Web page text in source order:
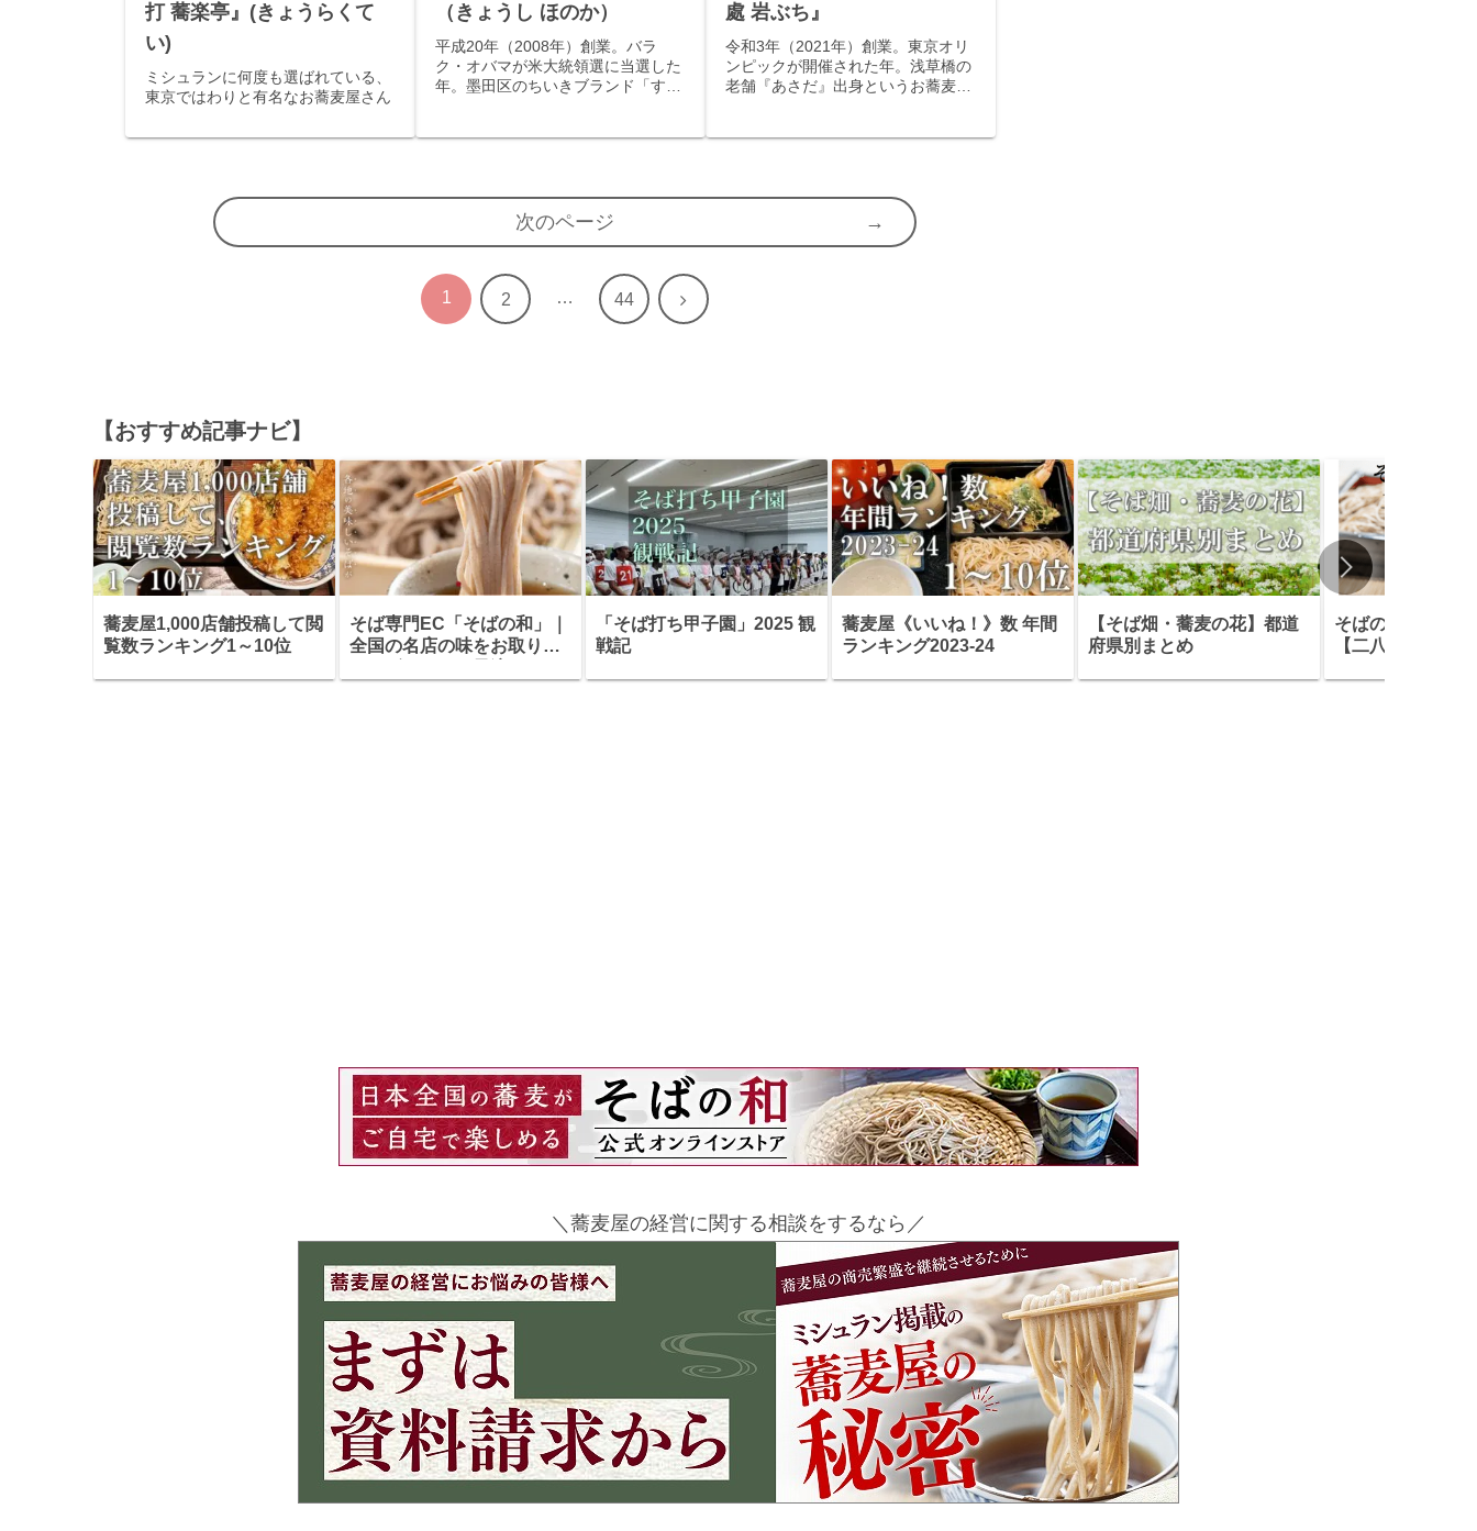
打 蕎楽亭』(きょうらくて
い)
ミシュランに何度も選ばれている、
東京ではわりと有名なお蕎麦屋さん
（きょうし ほのか）
平成20年（2008年）創業。バラ
ク・オバマが米大統領選に当選した
年。墨田区のちいきブランド「すみ
處 岩ぶち』
令和3年（2021年）創業。東京オリ
ンピックが開催された年。浅草橋の
老舗『あさだ』出身というお蕎麦屋
次のページ
1 2 … 44 次
【おすすめ記事ナビ】
蕎麦屋1,000店舗投稿して閲
覧数ランキング1～10位
そば専門EC「そばの和」｜
全国の名店の味をお取り寄
「そば打ち甲子園」2025 観
戦記
蕎麦屋《いいね！》数 年間
ランキング2023-24
【そば畑・蕎麦の花】都道
府県別まとめ
そばの美味しさ
【二八と十割編】
＼蕎麦屋の経営に関する相談をするなら／